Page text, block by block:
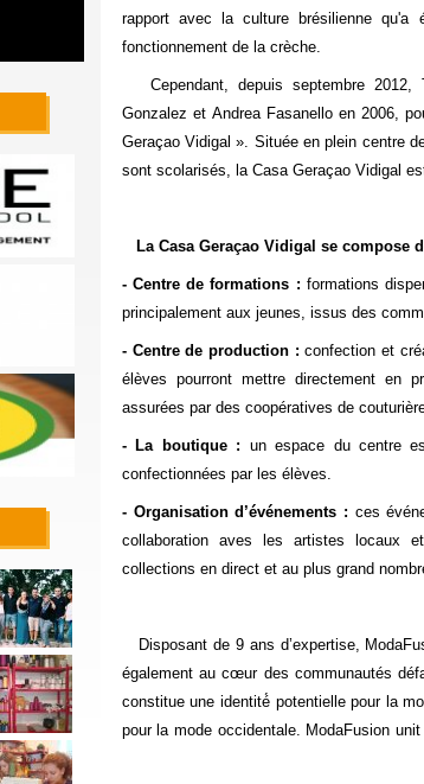
rapport avec la culture brésilienne qu'a
fonctionnement de la crèche.
Cependant, depuisseptembre 2012,
Gonzalez et Andrea Fasanelloen 2006,
Geraçao Vidigal ». Située en plein centre
sont scolarisés, la Casa Geraçao Vidigal
La Casa Geraçao Vidigal se compose
- Centre de formations : formations
principalement aux jeunes, issus des
- Centre de production : confection et
élèves pourront mettre directement en
assurées par des coopératives de
- La boutique : un espace du centre
confectionnées par les élèves.
- Organisation d’événements : ces
collaboration aves les artistes locaux
collections en direct et au plus grand
Disposant de 9 ans d’expertise,
également au cœur des communautés
constitue une identité́ potentielle pour la
pour la mode occidentale. ModaFusion